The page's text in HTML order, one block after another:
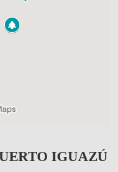
IGUAZÚ